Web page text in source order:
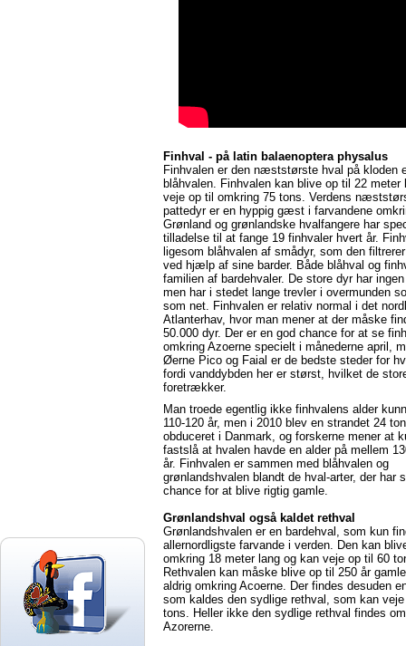
Finhval - på latin balaenoptera physalus
Finhvalen er den næststørste hval på kloden
blåhvalen. Finhvalen kan blive op til 22 meter
veje op til omkring 75 tons. Verdens
pattedyr er en hyppig gæst i farvandene
Grønland og grønlandske hvalfangere har
tilladelse til at fange 19 finhvaler hvert år.
ligesom blåhvalen af smådyr, som den
ved hjælp af sine barder. Både blåhval og
familien af bardehvaler. De store dyr har
men har i stedet lange trevler i overmunden
som net. Finhvalen er relativ normal i det
Atlanterhav, hvor man mener at der måske
50.000 dyr. Der er en god chance for at se
omkring Azoerne specielt i månederne april,
Øerne Pico og Faial er de bedste steder for
fordi vanddybden her er størst, hvilket de
foretrækker.
Man troede egentlig ikke finhvalens alder
110-120 år, men i 2010 blev en strandet 24
obduceret i Danmark, og forskerne mener at
fastslå at hvalen havde en alder på mellem
år. Finhvalen er sammen med blåhvalen og
grønlandshvalen blandt de hval-arter, der har
chance for at blive rigtig gamle.
Grønlandshval også kaldet rethval
Grønlandshvalen er en bardehval, som kun
allernordligste farvande i verden. Den kan
omkring 18 meter lang og kan veje op til 60
Rethvalen kan måske blive op til 250 år
aldrig omkring Acoerne. Der findes desuden
som kaldes den sydlige rethval, som kan
tons. Heller ikke den sydlige rethval findes
Azorerne.